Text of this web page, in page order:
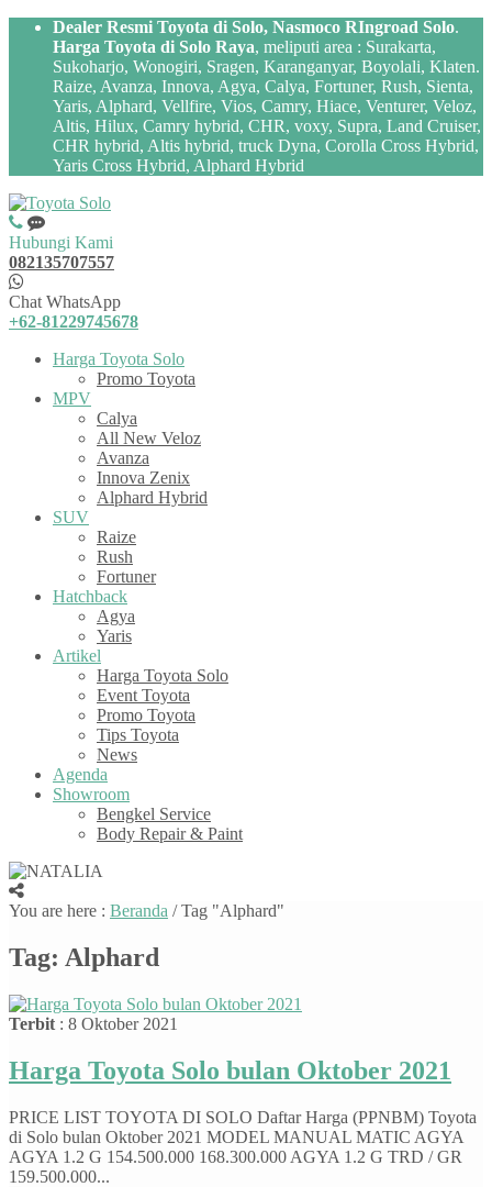
Dealer Resmi Toyota di Solo, Nasmoco RIngroad Solo.
Harga Toyota di Solo Raya, meliputi area : Surakarta,
Sukoharjo, Wonogiri, Sragen, Karanganyar, Boyolali, Klaten.
Raize, Avanza, Innova, Agya, Calya, Fortuner, Rush, Sienta,
Yaris, Alphard, Vellfire, Vios, Camry, Hiace, Venturer, Veloz,
Altis, Hilux, Camry hybrid, CHR, voxy, Supra, Land Cruiser,
CHR hybrid, Altis hybrid, truck Dyna, Corolla Cross Hybrid,
Yaris Cross Hybrid, Alphard Hybrid
Hubungi Kami
082135707557
Chat WhatsApp
+62-81229745678
Harga Toyota Solo
Promo Toyota
MPV
Calya
All New Veloz
Avanza
Innova Zenix
Alphard Hybrid
SUV
Raize
Rush
Fortuner
Hatchback
Agya
Yaris
Artikel
Harga Toyota Solo
Event Toyota
Promo Toyota
Tips Toyota
News
Agenda
Showroom
Bengkel Service
Body Repair & Paint
You are here : Beranda /Tag "Alphard"
Tag: Alphard
Terbit : 8 Oktober 2021
Harga Toyota Solo bulan Oktober 2021
PRICE LIST TOYOTA DI SOLO Daftar Harga (PPNBM) Toyota
di Solo bulan Oktober 2021 MODEL MANUAL MATIC AGYA
AGYA 1.2 G 154.500.000 168.300.000 AGYA 1.2 G TRD / GR
159.500.000...